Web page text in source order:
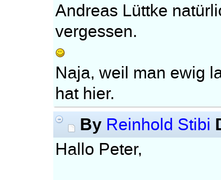
Andreas Lüttke
vergessen.
Naja, weil man ewig
hat hier.
By Reinhold Stibi
Hallo Peter,